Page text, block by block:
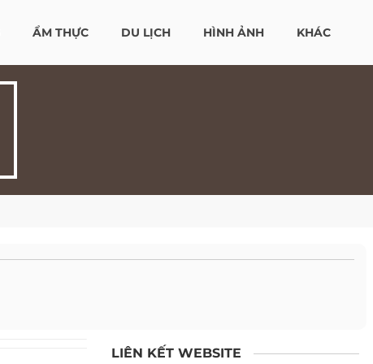
ẨM THỰC DU LỊCH HÌNH ẢNH KHÁC
LIÊN KẾT WEBSITE